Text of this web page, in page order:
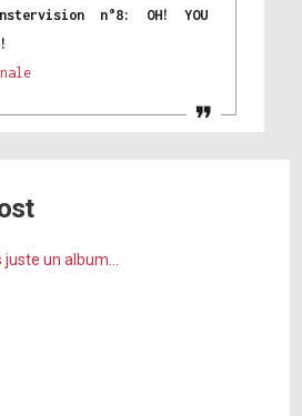
n°8: OH! YOU
juste un album…